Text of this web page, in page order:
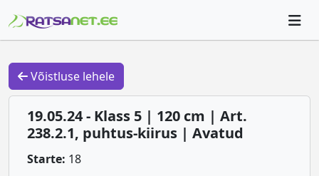
Võistluse lehele
19.05.24 - Klass 5 | 120 cm | Art.
238.2.1, puhtus-kiirus | Avatud
Starte: 18